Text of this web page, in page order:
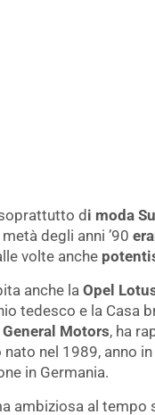
di moda
degli anni ’90
volte anche
anche la Opel
tedesco e la Casa
General Motors, ha
nel 1989, anno
in Germania.
ambiziosa al tempo